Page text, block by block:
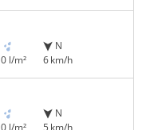
0 l/m²
N
6 km/h
0 l/m²
N
5 km/h